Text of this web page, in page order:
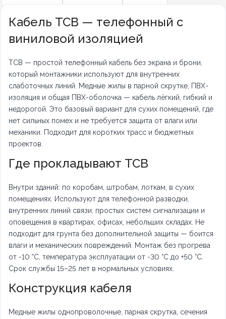
Кабель ТСВ — телефонный с
виниловой изоляцией
ТСВ — простой телефонный кабель без экрана и брони,
который монтажники используют для внутренних
слаботочных линий. Медные жилы в парной скрутке, ПВХ-
изоляция и общая ПВХ-оболочка — кабель лёгкий, гибкий и
недорогой. Это базовый вариант для сухих помещений, где
нет сильных помех и не требуется защита от влаги или
механики. Подходит для коротких трасс и бюджетных
проектов.
Где прокладывают ТСВ
Внутри зданий: по коробам, штробам, лоткам, в сухих
помещениях. Используют для телефонной разводки,
внутренних линий связи, простых систем сигнализации и
оповещения в квартирах, офисах, небольших складах. Не
подходит для грунта без дополнительной защиты — боится
влаги и механических повреждений. Монтаж без прогрева
от -10 °C, температура эксплуатации от -30 °C до +50 °C.
Срок службы 15–25 лет в нормальных условиях.
Конструкция кабеля
Медные жилы однопроволочные, парная скрутка, сечения